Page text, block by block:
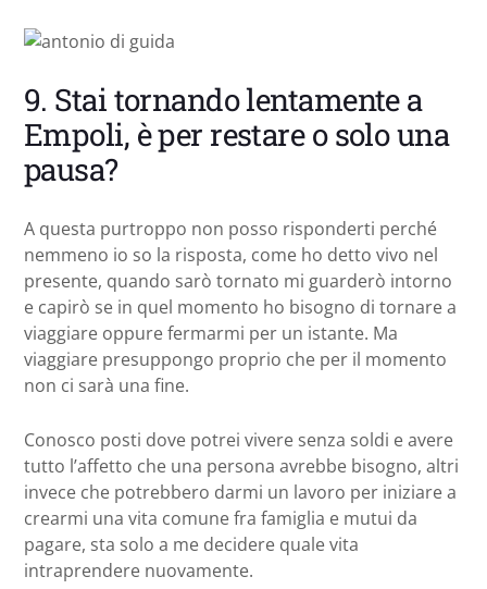
9. Stai tornando lentamente a
Empoli, è per restare o solo una
pausa?
A questa purtroppo non posso risponderti perché
nemmeno io so la risposta, come ho detto vivo nel
presente, quando sarò tornato mi guarderò intorno
e capirò se in quel momento ho bisogno di tornare a
viaggiare oppure fermarmi per un istante. Ma
viaggiare presuppongo proprio che per il momento
non ci sarà una fine.
Conosco posti dove potrei vivere senza soldi e avere
tutto l’affetto che una persona avrebbe bisogno, altri
invece che potrebbero darmi un lavoro per iniziare a
crearmi una vita comune fra famiglia e mutui da
pagare, sta solo a me decidere quale vita
intraprendere nuovamente.